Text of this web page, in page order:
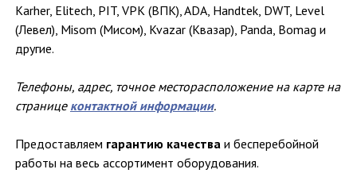
Karher, Elitech, PIT, VPK (ВПК), ADA, Handtek, DWT, Level
(Левел), Misom (Мисом), Kvazar (Квазар), Panda, Bomag и
другие.
Телефоны, адрес, точное месторасположение на карте на
странице контактной информации.
Предоставляем гарантию качества и бесперебойной
работы на весь ассортимент оборудования.